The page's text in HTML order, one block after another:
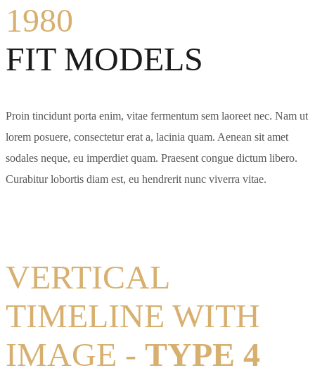
1980
FIT MODELS
Proin tincidunt porta enim, vitae fermentum sem laoreet nec. Nam ut
lorem posuere, consectetur erat a, lacinia quam. Aenean sit amet
sodales neque, eu imperdiet quam. Praesent congue dictum libero.
Curabitur lobortis diam est, eu hendrerit nunc viverra vitae.
VERTICAL
TIMELINE WITH
IMAGE - TYPE 4